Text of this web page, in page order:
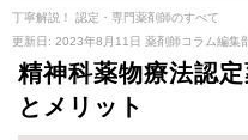
丁寧解説！ 認定・専門薬剤師のすべて
更新日: 2023年8月11日 薬剤師コラム編集
精神科薬物療法認
とメリット